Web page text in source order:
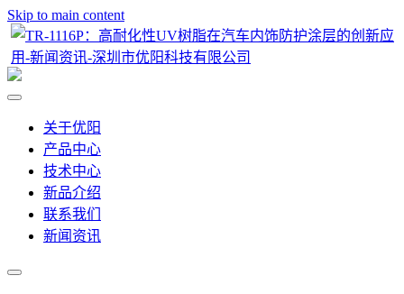
Skip to main content
关于优阳
产品中心
技术中心
新品介绍
联系我们
新闻资讯